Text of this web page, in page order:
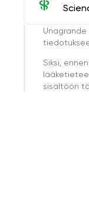
Siksi,
sisältöön